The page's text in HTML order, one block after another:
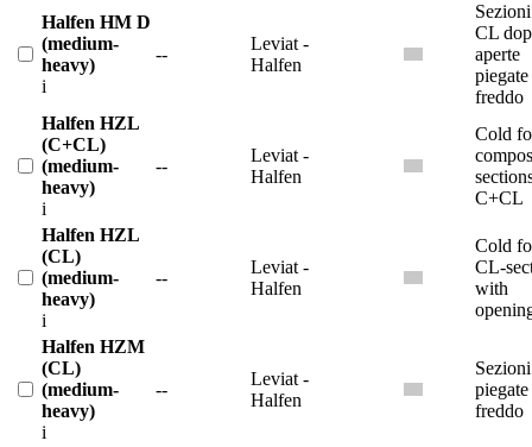
Halfen HM D
(medium-
heavy)
i
--
Leviat -
Halfen
CL
aperte
piegate
freddo
Halfen HZL
(C+CL)
(medium-
heavy)
i
--
Leviat -
Halfen
Cold
C+CL
Halfen HZL
(CL)
(medium-
heavy)
i
--
Leviat -
Halfen
Cold
CL-
with
Halfen HZM
(CL)
(medium-
heavy)
i
--
Leviat -
Halfen
piegate
freddo